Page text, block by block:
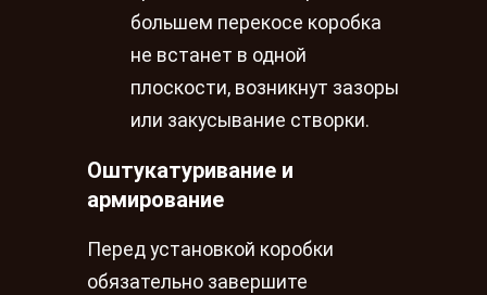
большем перекосе коробка
не встанет в одной
плоскости, возникнут зазоры
или закусывание створки.
Оштукатуривание и
армирование
Перед установкой коробки
обязательно завершите